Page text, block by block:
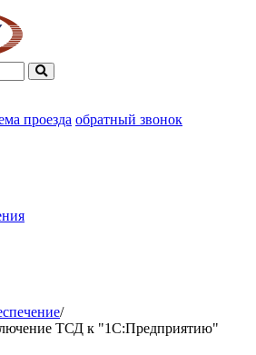
проезда обратный звонок
/
ТСД к "1C:Предприятию"